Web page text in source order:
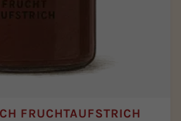
FRUCHTAUFSTRICH